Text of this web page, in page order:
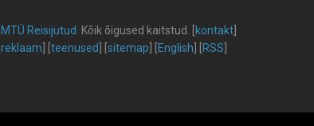
MTÜ Reisijutud. Kõik õigused kaitstud. kontakt
reklaam teenused sitemap English RSS